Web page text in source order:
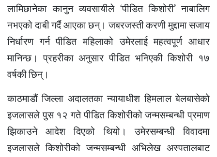
लामिछानेका कानुन व्यवसायीले ‘पीडित किशोरी’ नाबालिग
नभएको दाबी गर्दै आएका छन्। जबरजस्ती करणी मुद्दामा सजाय
निर्धारण गर्न पीडित महिलाको उमेरलाई महत्वपूर्ण आधार
मानिन्छ। प्रहरीका अनुसार पीडित भनिएकी किशोरी १७
वर्षकी छिन्।
काठमाडौं जिल्ला अदालतका न्यायाधीश हिमलाल बेलबासेको
इजलासले पुस १२ गते पीडित किशोरीको जन्मसम्बन्धी प्रमाण
झिकाउने आदेश दिएको थियो। उमेरसम्बन्धी विवादमा
इजलासले किशोरीको जन्मसम्बन्धी अभिलेख अस्पतालबाट